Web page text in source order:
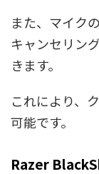
また、マイク
キャンセリン
きます。
これにより、
可能です。
Razer